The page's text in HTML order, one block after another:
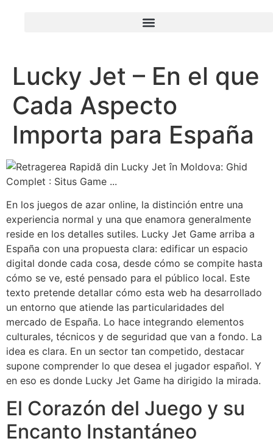
Lucky Jet – En el que
Cada Aspecto
Importa para España
En los juegos de azar online, la distinción entre una
experiencia normal y una que enamora generalmente
reside en los detalles sutiles. Lucky Jet Game arriba a
España con una propuesta clara: edificar un espacio
digital donde cada cosa, desde cómo se compite hasta
cómo se ve, esté pensado para el público local. Este
texto pretende detallar cómo esta web ha desarrollado
un entorno que atiende las particularidades del
mercado de España. Lo hace integrando elementos
culturales, técnicos y de seguridad que van a fondo. La
idea es clara. En un sector tan competido, destacar
supone comprender lo que desea el jugador español. Y
en eso es donde Lucky Jet Game ha dirigido la mirada.
El Corazón del Juego y su
Encanto Instantáneo